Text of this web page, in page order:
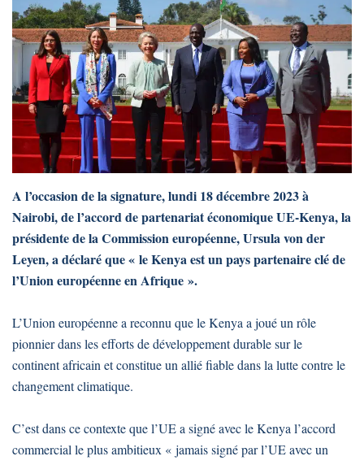
A l’occasion de la signature, lundi 18 décembre 2023 à
Nairobi, de l’accord de partenariat économique UE-Kenya, la
présidente de la Commission européenne, Ursula von der
Leyen, a déclaré que « le Kenya est un pays partenaire clé de
l’Union européenne en Afrique ».
L’Union européenne a reconnu que le Kenya a joué un rôle
pionnier dans les efforts de développement durable sur le
continent africain et constitue un allié fiable dans la lutte contre le
changement climatique.
C’est dans ce contexte que l’UE a signé avec le Kenya l’accord
commercial le plus ambitieux « jamais signé par l’UE avec un